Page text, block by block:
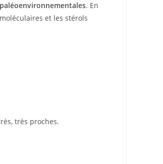
. En
et les stérols
très proches.